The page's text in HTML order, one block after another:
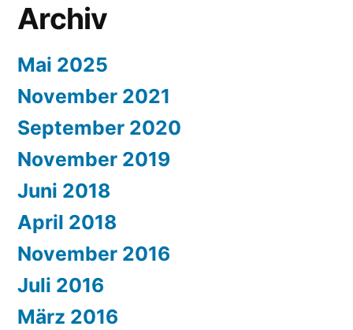
Archiv
Mai 2025
November 2021
September 2020
November 2019
Juni 2018
April 2018
November 2016
Juli 2016
März 2016